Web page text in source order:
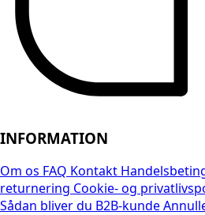
INFORMATION
Om os FAQ Kontakt
returnering Cookie- og
Sådan bliver du B2B-kunde